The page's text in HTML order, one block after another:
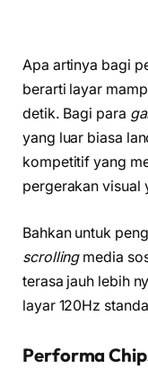
Apa artinya bagi
berarti layar
detik. Bagi para
yang luar biasa
kompetitif yang
pergerakan visual
Bahkan untuk
scrollingmedia
terasa jauh lebih
layar 120Hz
Performa